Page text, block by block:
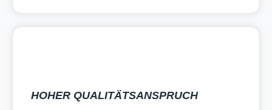
HOHER QUALITÄTSANSPRUCH